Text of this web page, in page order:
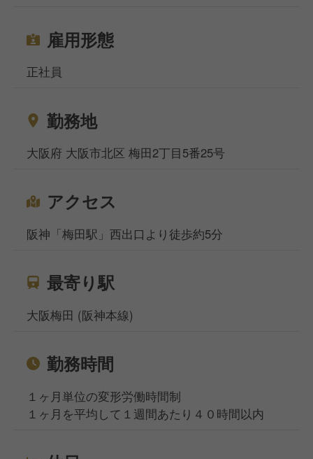
雇用形態
正社員
勤務地
大阪府 大阪市北区 梅田2丁目5番25号
アクセス
阪神「梅田駅」西出口より徒歩約5分
最寄り駅
大阪梅田 (阪神本線)
勤務時間
１ヶ月単位の変形労働時間制
１ヶ月を平均して１週間あたり４０時間以内